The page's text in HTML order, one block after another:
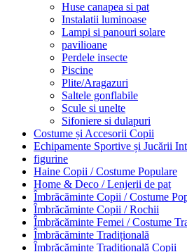
Huse canapea si pat
Instalatii luminoase
Lampi si panouri solare
pavilioane
Perdele insecte
Piscine
Plite/Aragazuri
Saltele gonflabile
Scule si unelte
Sifoniere si dulapuri
Costume și Accesorii Copii
Echipamente Sportive și Jucării
figurine
Haine Copii / Costume Populare
Home & Deco / Lenjerii de pat
Îmbrăcăminte Copii / Costume
Îmbrăcăminte Copii / Rochii
Îmbrăcăminte Femei / Costume
Îmbrăcăminte Tradițională
Îmbrăcăminte Tradițională Copii